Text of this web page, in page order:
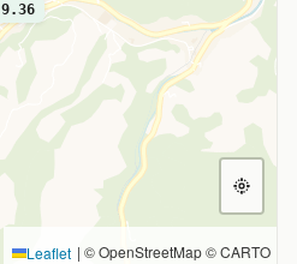
9.36
Leaflet | © OpenStreetMap © CARTO